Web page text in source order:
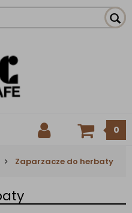
0
Zaparzacze do herbaty